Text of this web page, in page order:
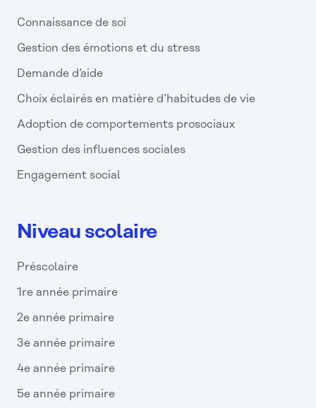
Connaissance de soi
Gestion des émotions et du stress
Demande d’aide
Choix éclairés en matière d’habitudes de vie
Adoption de comportements prosociaux
Gestion des influences sociales
Engagement social
Niveau scolaire
Préscolaire
1re année primaire
2e année primaire
3e année primaire
4e année primaire
5e année primaire